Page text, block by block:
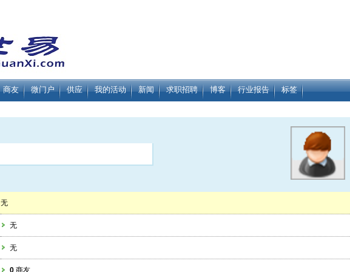
商友 微门户 供应 我的活动 新闻 求职招聘 博客 行业报告 标签
无
无
无
0 商友